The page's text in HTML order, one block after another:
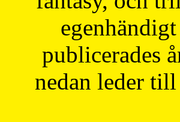
publicerades
nedan leder